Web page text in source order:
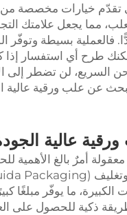
تقدّم خيارات مخصصة
مما يجعل علامتك
فالعملية بسيطة وتوفّر
طرح أي استفسار
السريع، لن تضطر إلى
عن علب ورقية عالية
عالية
معقولة أمرٌ بالغ
ما يوفّر مبلغًا
ذكية للحصول على